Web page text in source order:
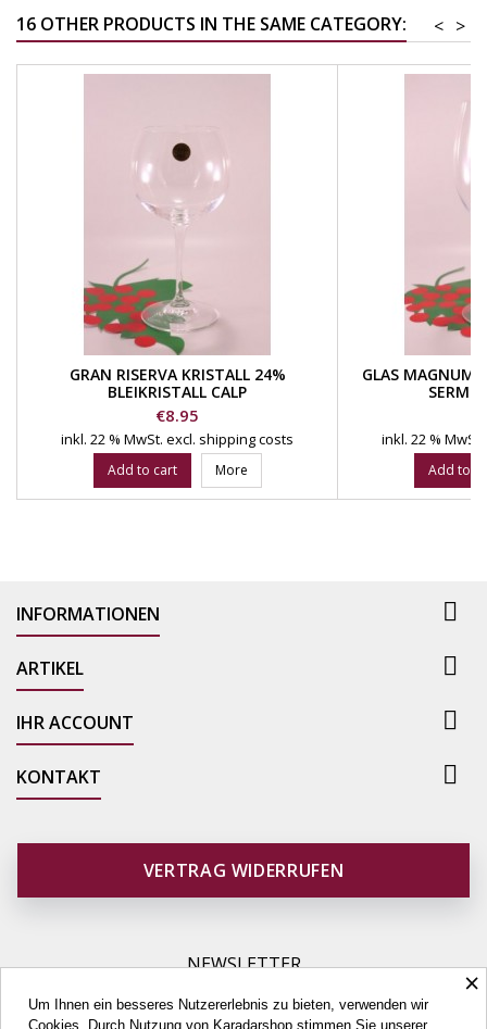
16 OTHER PRODUCTS IN THE SAME CATEGORY: >
<
GRAN RISERVA KRISTALL 24%
BLEIKRISTALL CALP
Price
€8.95
inkl. 22 % MwSt. excl. shipping costs
Add to cart More
GLAS MAGNUM
inkl. 22 % MwSt.
Add to
INFORMATIONEN 
ARTIKEL 
IHR ACCOUNT 
KONTAKT 
VERTRAG WIDERRUFEN
NEWSLETTER
×
Um Ihnen ein besseres Nutzererlebnis zu bieten, verwenden wir
Cookies. Durch Nutzung von Karadarshop stimmen Sie unserer